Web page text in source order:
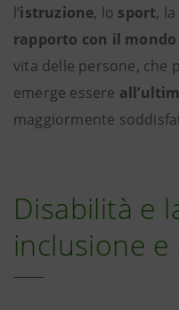
l’istruzione, lo sport, la
rapporto con il
vita delle persone, che
emerge essere
maggiormente
Disabilità e
inclusione